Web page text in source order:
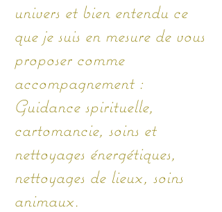
univers et bien entendu ce
que je suis en mesure de vous
proposer comme
accompagnement :
​Guidance spirituelle,
cartomancie, soins et
nettoyages énergétiques,
nettoyages de lieux, soins
animaux.